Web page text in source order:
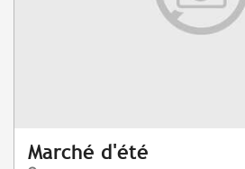
Marché d'été